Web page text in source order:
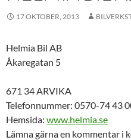
17 OKTOBER, 2013
Helmia Bil AB
Åkaregatan 5
671 34 ARVIKA
Telefonnummer: 0570-74 43
Hemsida: www.helmia.se
Lämna gärna en kommentar i